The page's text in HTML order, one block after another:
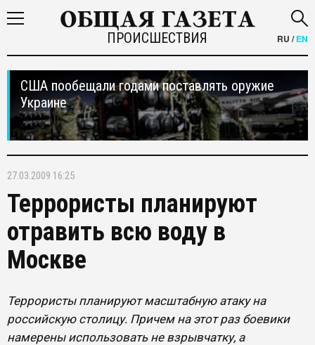
ПРОИСШЕСТВИЯ RU /EN
США пообещали годами поставлять оружие
Украине
27.03.2009 16:25
Террористы планируют
отравить всю воду в
Москве
Террористы планируют масштабную атаку на
российскую столицу. Причем на этот раз боевики
намерены использовать не взрывчатку, а